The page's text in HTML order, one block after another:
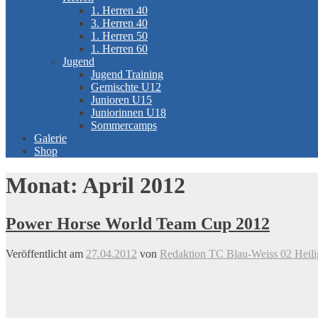
1. Herren 40
3. Herren 40
1. Herren 50
1. Herren 60
Jugend
Jugend Training
Gemischte U12
Junioren U15
Juniorinnen U18
Sommercamps
Galerie
Shop
Monat: April 2012
Power Horse World Team Cup 2012
Veröffentlicht am 27.04.2012 von Redaktion TC Blau-Weiss 02